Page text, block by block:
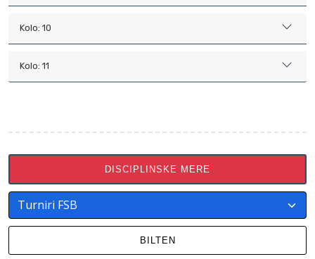
Kolo: 10
Kolo: 11
DISCIPLINSKE MERE
BILTEN